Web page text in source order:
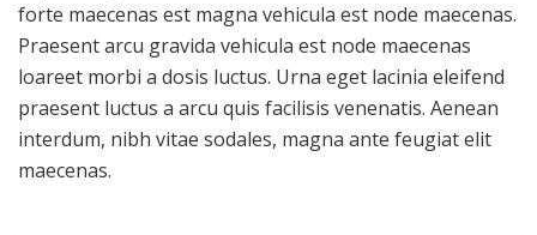
forte maecenas est magna vehicula est node maecenas.
Praesent arcu gravida vehicula est node maecenas
loareet morbi a dosis luctus. Urna eget lacinia eleifend
praesent luctus a arcu quis facilisis venenatis. Aenean
interdum, nibh vitae sodales, magna ante feugiat elit
maecenas.